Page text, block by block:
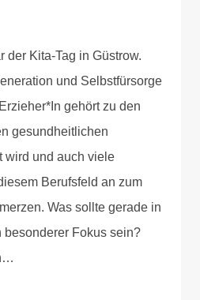
der Kita-Tag in Güstrow.
und Selbstfürsorge
gehört zu den
gesundheitlichen
wird und auch viele
Berufsfeld an zum
Was sollte gerade in
besonderer Fokus sein?